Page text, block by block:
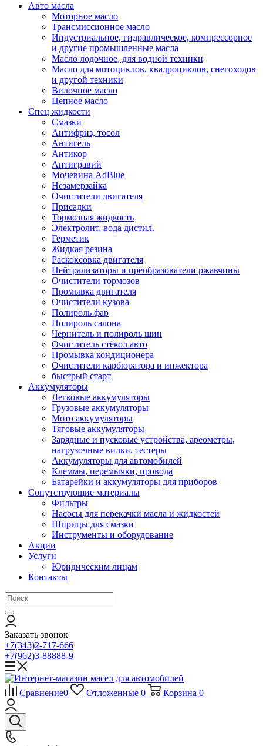
Авто масла
Моторное масло
Трансмиссионное масло
Индустриальное, гидравлическое, компрессорное
и другие промышленные масла
Масло лодочное, для водной техники
Масло для мотоциклов, квадроциклов, снегоходов
и другой техники
Вилочное масло
Цепное масло
Спец жидкости
Смазки
Антифриз, тосол
Антигель
Антикор
Антигравий
Мочевина AdBlue
Незамерзайка
Очистители двигателя
Присадки
Тормозная жидкость
Электролит, вода дистил.
Герметик
Жидкая резина
Раскоксовка двигателя
Нейтрализаторы и преобразователи ржавчины
Очистители тормозов
Промывка двигателя
Очистители кузова
Полироль фар
Полироль салона
Чернитель и полироль шин
Очиститель стёкол авто
Промывка кондиционера
Очистители карбюратора и инжектора
быстрый старт
Аккумуляторы
Легковые аккумуляторы
Грузовые аккумуляторы
Мото аккумуляторы
Тяговые аккумуляторы
Зарядные и пусковые устройства, ареометры,
нагрузочные вилки, тестеры
Аккумуляторы для автомобилей
Клеммы, перемычки, провода
Батарейки и аккумуляторы для приборов
Сопутствующие материалы
Фильтры
Насосы для перекачки масла и жидкостей
Шприцы для смазки
Инструменты и оборудование
Акции
Услуги
Юридическим лицам
Контакты
Заказать звонок
+7(343)2-717-666
+7(962)3-88888-9
Сравнение0 Отложенные 0 Корзина 0